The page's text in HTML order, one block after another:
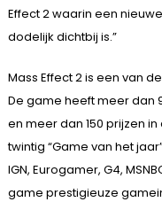
Effect 2 waarin een
dodelijk dichtbij is.”
Mass Effect 2 is een van
De game heeft meer
en meer dan 150 prijzen
twintig “Game van het
IGN, Eurogamer, G4,
game prestigieuze